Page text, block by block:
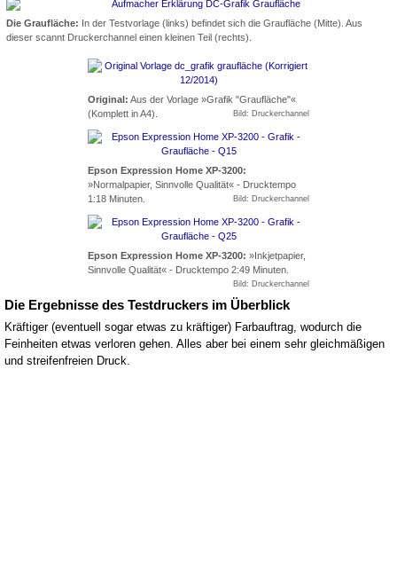
Die Graufläche: In der Testvorlage (links) befindet sich die Graufläche (Mitte). Aus
dieser scannt Druckerchannel einen kleinen Teil (rechts).
Original: Aus der Vorlage »Grafik "Graufläche"«
(Komplett in A4).
Bild: Druckerchannel
Epson Expression Home XP-3200:
»Normalpapier, Sinnvolle Qualität« - Drucktempo
1:18 Minuten.
Bild: Druckerchannel
Epson Expression Home XP-3200: »Inkjetpapier,
Sinnvolle Qualität« - Drucktempo 2:49 Minuten.
Bild: Druckerchannel
Die Ergebnisse des Testdruckers im Überblick
Kräftiger (eventuell sogar etwas zu kräftiger) Farbauftrag, wodurch die
Feinheiten etwas verloren gehen. Alles aber bei einem sehr gleichmäßigen
und streifenfreien Druck.